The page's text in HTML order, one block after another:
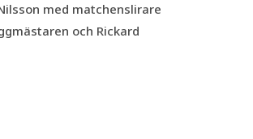
med matchenslirare
och Rickard